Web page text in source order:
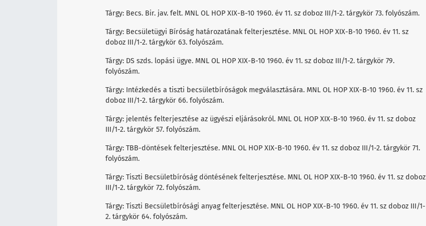
Tárgy: Becs. Bir. jav. felt. MNL OL HOP XIX-B-10 1960. év 11. sz doboz III/1-2. tárgykör 73. folyószám.
Tárgy: Becsületügyi Bíróság határozatának felterjesztése. MNL OL HOP XIX-B-10 1960. év 11. sz
doboz III/1-2. tárgykör 63. folyószám.
Tárgy: DS szds. lopási ügye. MNL OL HOP XIX-B-10 1960. év 11. sz doboz III/1-2. tárgykör 79.
folyószám.
Tárgy: Intézkedés a tiszti becsületbíróságok megválasztására. MNL OL HOP XIX-B-10 1960. év 11. sz
doboz III/1-2. tárgykör 66. folyószám.
Tárgy: jelentés felterjesztése az ügyészi eljárásokról. MNL OL HOP XIX-B-10 1960. év 11. sz doboz
III/1-2. tárgykör 57. folyószám.
Tárgy: TBB-döntések felterjesztése. MNL OL HOP XIX-B-10 1960. év 11. sz doboz III/1-2. tárgykör 71.
folyószám.
Tárgy: Tiszti Becsületbíróság döntésének felterjesztése. MNL OL HOP XIX-B-10 1960. év 11. sz doboz
III/1-2. tárgykör 72. folyószám.
Tárgy: Tiszti Becsületbírósági anyag felterjesztése. MNL OL HOP XIX-B-10 1960. év 11. sz doboz III/1-
2. tárgykör 64. folyószám.